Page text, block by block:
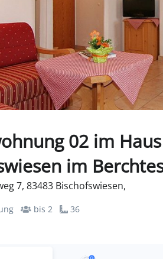
02 im
im
7, 83483 Bischofswiesen,
bis 2 36